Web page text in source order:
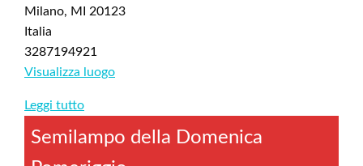
Milano, MI
20123
Italia
3287194921
Visualizza luogo
Leggi tutto
Semilampo della Domenica